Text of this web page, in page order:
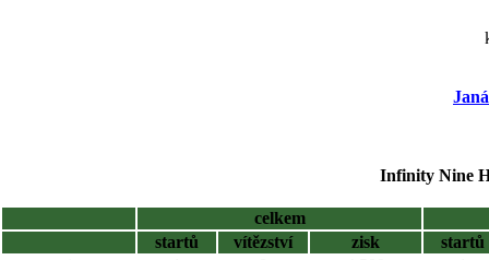
Infinity Nine
celkem
startů
vítězství zisk
startů